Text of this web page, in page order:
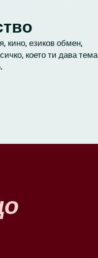
кино, езиков обмен,
което ти дава тема